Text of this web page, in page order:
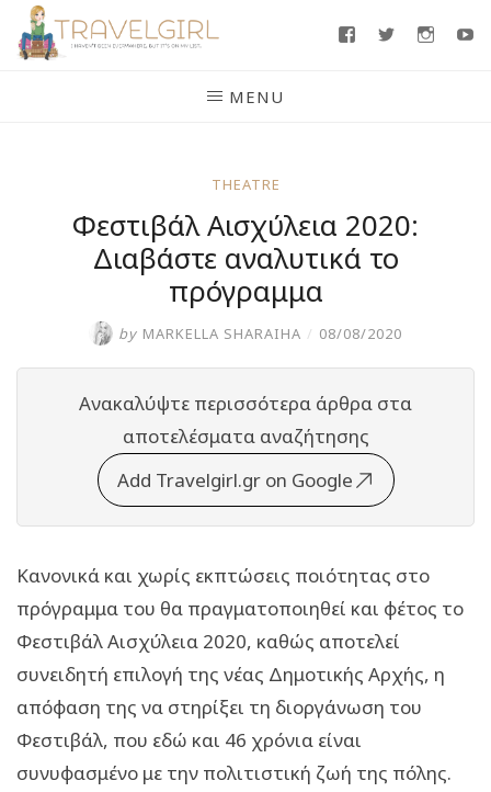
Skip
FacebookTwitter
MENU
THEATRE
Φεστιβάλ Αισχύλεια 2020:
Διαβάστε αναλυτικά το
πρόγραμμα
by MARKELLA SHARAIHA / 08/08/2020
Ανακαλύψτε περισσότερα άρθρα στα
αποτελέσματα αναζήτησης
Add Travelgirl.gr on Google
Κανονικά και χωρίς εκπτώσεις ποιότητας στο
πρόγραμμα του θα πραγματοποιηθεί και φέτος το
Φεστιβάλ Αισχύλεια 2020, καθώς αποτελεί
συνειδητή επιλογή της νέας Δημοτικής Αρχής, η
απόφαση της να στηρίξει τη διοργάνωση του
Φεστιβάλ, που εδώ και 46 χρόνια είναι
συνυφασμένο με την πολιτιστική ζωή της πόλης.